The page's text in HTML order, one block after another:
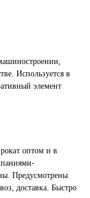
Используется в
элемент
оптом и в
Предусмотрены
доставка. Быстро